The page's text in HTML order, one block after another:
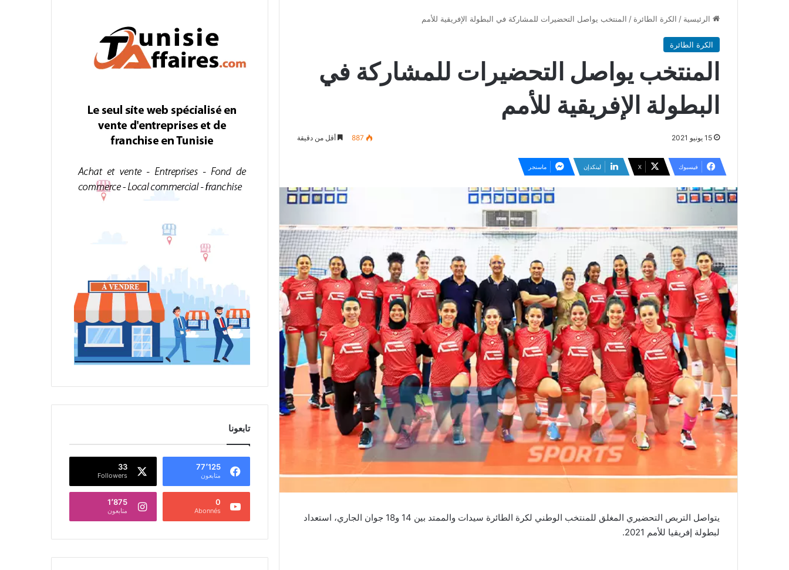
الرئيسية / الكرة الطائرة / المنتخب يواصل التحضيرات للمشاركة في البطولة الإفريقية للأمم
الكرة الطائرة
المنتخب يواصل التحضيرات للمشاركة في
البطولة الإفريقية للأمم
15 يونيو 2021 887 أقل من دقيقة
فيسبوك ‫X لينكدإن ماسنجر
يتواصل التربص التحضيري المغلق للمنتخب الوطني لكرة الطائرة سيدات والممتد بين 14 و18 جوان الجاري، استعداد
لبطولة إفريقيا للأمم 2021.
تابعونا
77٬125
متابعون
33
Followers
0
Abonnés
1٬875
متابعون